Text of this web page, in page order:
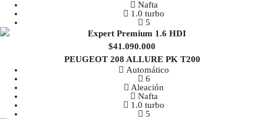
Nafta
1.0 turbo
5
$41.090.000
PEUGEOT 208 ALLURE PK T200
Automático
6
Aleación
Nafta
1.0 turbo
5